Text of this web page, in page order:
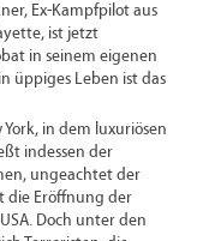
Ex-Kampfpilot aus
ist jetzt
in seinem eigenen
üppiges Leben ist das
in dem luxuriösen
indessen der
ungeachtet der
die Eröffnung der
Doch unter den